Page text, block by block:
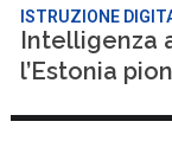
ISTRUZIONE
Intelligenza
l’Estonia